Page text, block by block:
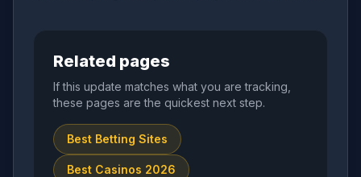
Related pages
If this update matches what you are tracking,
these pages are the quickest next step.
Best Betting Sites
Best Casinos 2026